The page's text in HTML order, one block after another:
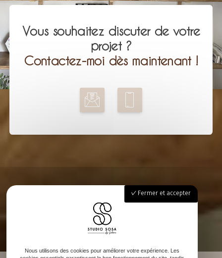
Vous souhaitez discuter de votre
projet ?
Contactez-moi dès maintenant !
Fermer et accepter
Nous utilisons des cookies pour améliorer votre expérience. Les